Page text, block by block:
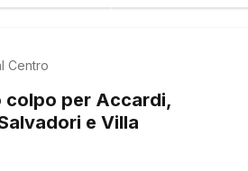
Centro
colpo per Accardi,
e Villa